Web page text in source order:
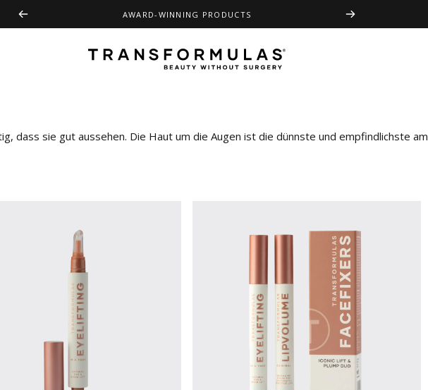
AWARD-WINNING PRODUCTS
Pause Diashow
dass sie gut aussehen. Die Haut um die Augen ist die dünnste und empfindlichste am